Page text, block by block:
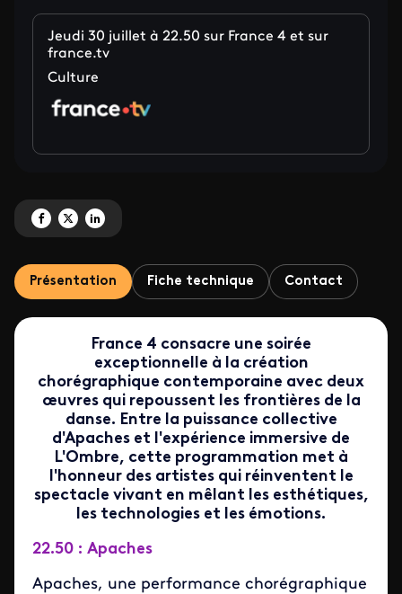
Jeudi 30 juillet à 22.50 sur France 4 et sur
france.tv
Culture
Partagez 'Soirée ballet' sur Facebook
Partagez 'Soirée ballet' sur X
Partagez 'Soirée ballet' sur LinkedIn
Présentation Fiche technique Contact
France 4 consacre une soirée
exceptionnelle à la création
chorégraphique contemporaine avec deux
œuvres qui repoussent les frontières de la
danse. Entre la puissance collective
d'Apaches et l'expérience immersive de
L'Ombre, cette programmation met à
l'honneur des artistes qui réinventent le
spectacle vivant en mêlant les esthétiques,
les technologies et les émotions.
22.50 : Apaches
Apaches, une performance chorégraphique